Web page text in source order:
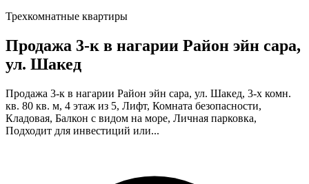
Трехкомнатные квартиры
Продажа 3-к в нагарии Район эйн сара,
ул. Шакед
Продажа 3-к в нагарии Район эйн сара, ул. Шакед, 3-х комн.
кв. 80 кв. м, 4 этаж из 5, Лифт, Комната безопасности,
Кладовая, Балкон с видом на море, Личная парковка,
Подходит для инвестиций или...